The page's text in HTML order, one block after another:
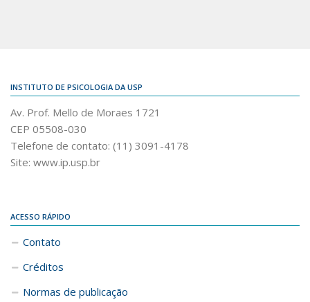
INSTITUTO DE PSICOLOGIA DA USP
Av. Prof. Mello de Moraes 1721
CEP 05508-030
Telefone de contato: (11) 3091-4178
Site: www.ip.usp.br
ACESSO RÁPIDO
Contato
Créditos
Normas de publicação